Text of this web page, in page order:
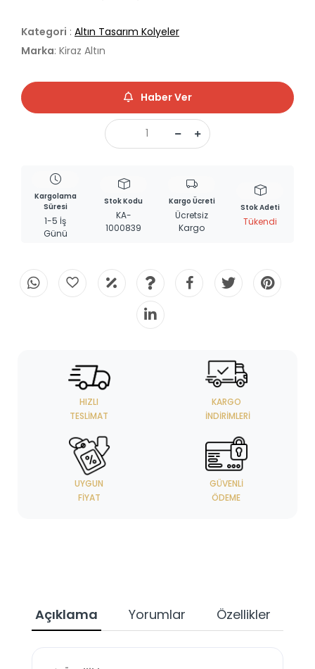
Kategori : Altın Tasarım Kolyeler
Marka: Kiraz Altın
Haber Ver
Kargolama
Süresi
1-5 İş
Günü
Stok Kodu
KA-
1000839
Kargo Ücreti
Ücretsiz
Kargo
Stok Adeti
Tükendi
HIZLI
TESLIMAT
KARGO
İNDIRIMLERI
UYGUN
FIYAT
GÜVENLI
ÖDEME
Açıklama Yorumlar Özellikler